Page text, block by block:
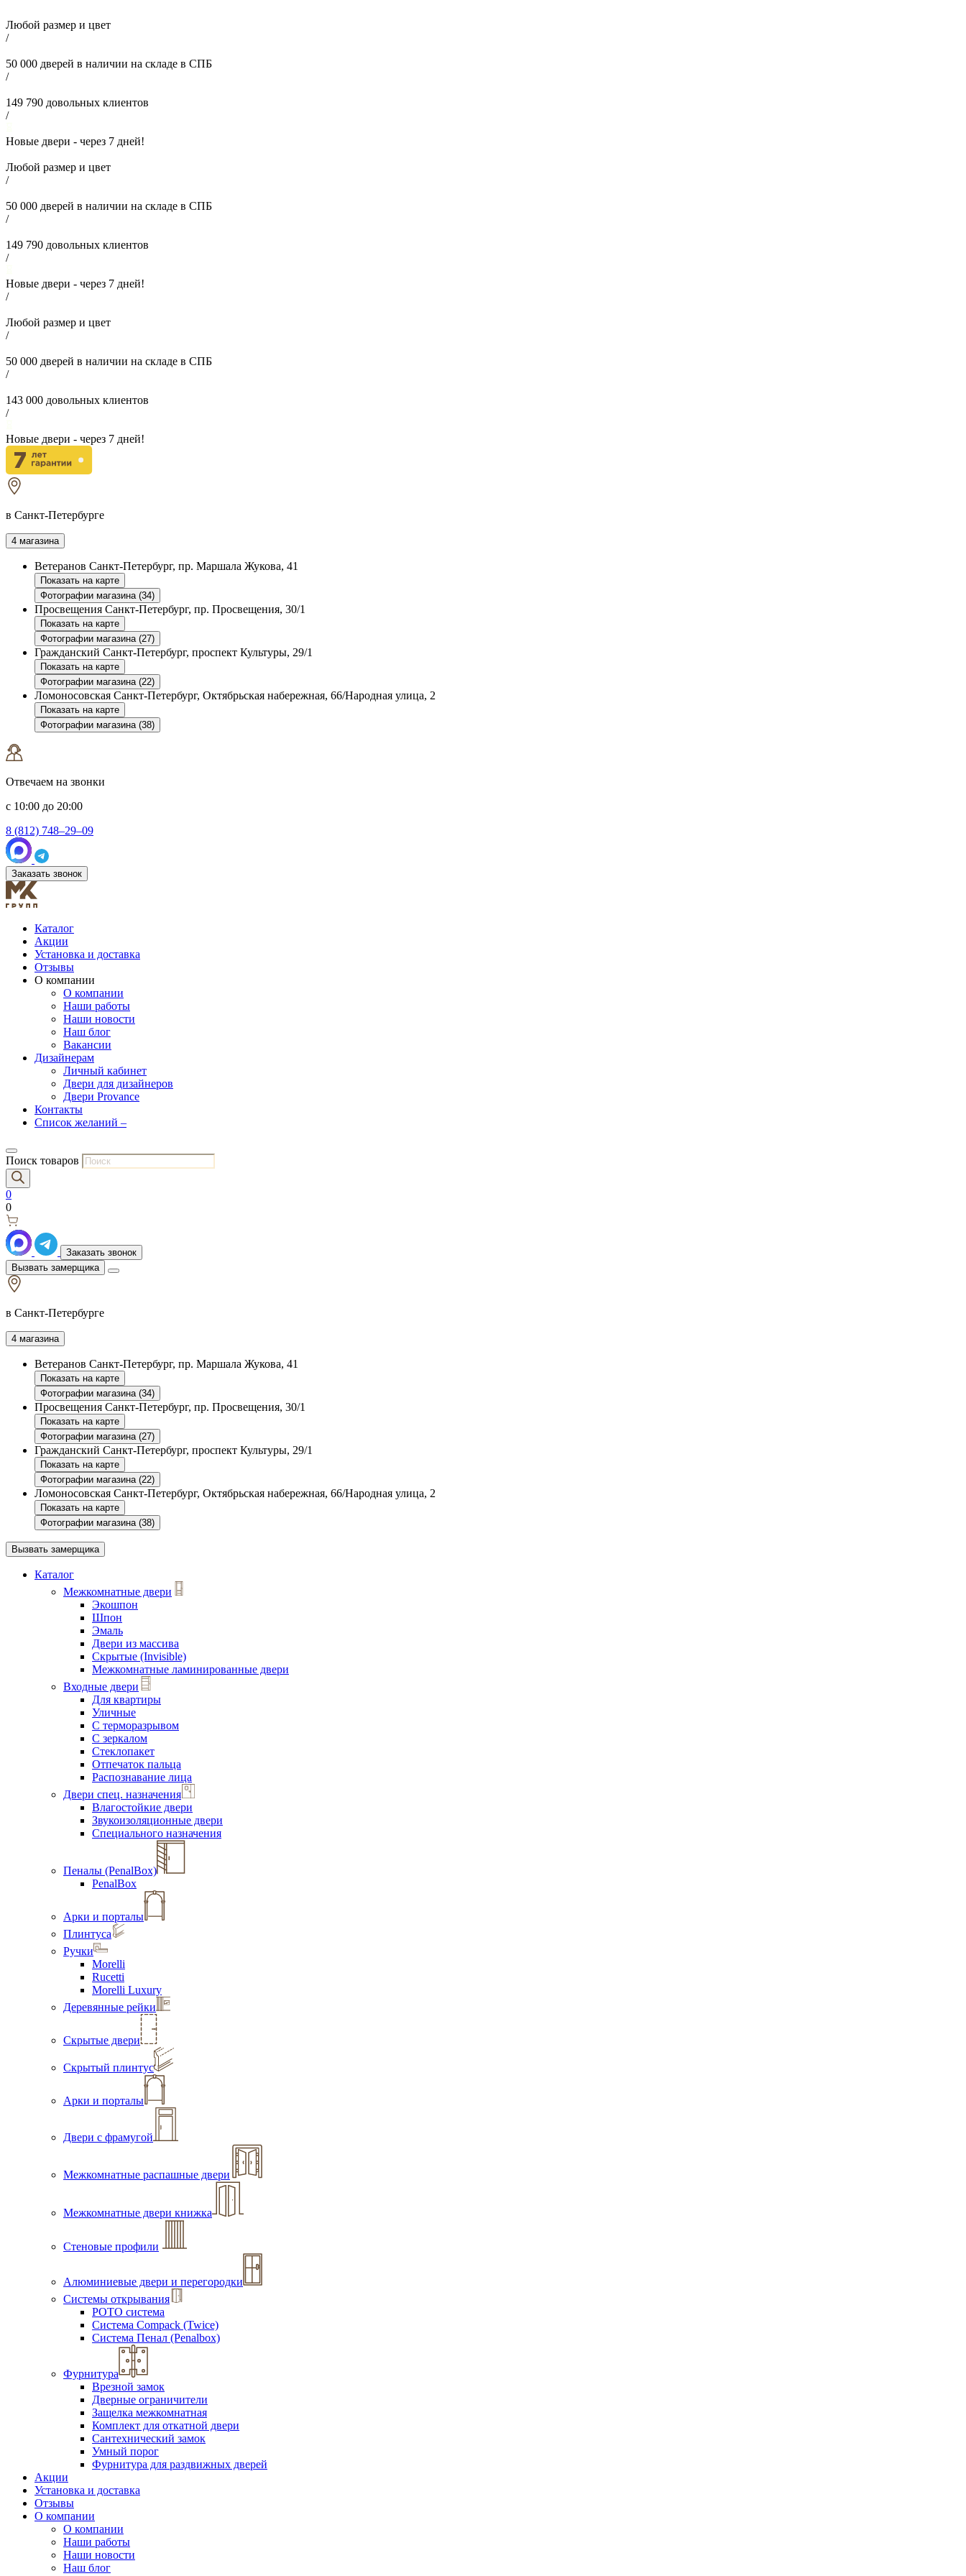
Любой размер и цвет
/
50 000 дверей в наличии на складе в СПБ
/
149 790 довольных клиентов
/
Новые двери - через 7 дней!
Любой размер и цвет
/
50 000 дверей в наличии на складе в СПБ
/
149 790 довольных клиентов
/
Новые двери - через 7 дней!
/
Любой размер и цвет
/
50 000 дверей в наличии на складе в СПБ
/
143 000 довольных клиентов
/
Новые двери - через 7 дней!
в Санкт-Петербурге
4 магазина
Ветеранов Санкт-Петербург, пр. Маршала Жукова, 41
Показать на карте
Фотографии магазина (34)
Просвещения Санкт-Петербург, пр. Просвещения, 30/1
Показать на карте
Фотографии магазина (27)
Гражданский Санкт-Петербург, проспект Культуры, 29/1
Показать на карте
Фотографии магазина (22)
Ломоносовская Санкт-Петербург, Октябрьская набережная, 66/Народная улица, 2
Показать на карте
Фотографии магазина (38)
Отвечаем на звонки
с 10:00 до 20:00
8 (812) 748–29–09
Заказать звонок
Каталог
Акции
Установка и доставка
Отзывы
О компании
О компании
Наши работы
Наши новости
Наш блог
Вакансии
Дизайнерам
Личный кабинет
Двери для дизайнеров
Двери Provance
Контакты
Список желаний –
Поиск товаров
0
0
Заказать звонок
Вызвать замерщика
в Санкт-Петербурге
4 магазина
Ветеранов Санкт-Петербург, пр. Маршала Жукова, 41
Показать на карте
Фотографии магазина (34)
Просвещения Санкт-Петербург, пр. Просвещения, 30/1
Показать на карте
Фотографии магазина (27)
Гражданский Санкт-Петербург, проспект Культуры, 29/1
Показать на карте
Фотографии магазина (22)
Ломоносовская Санкт-Петербург, Октябрьская набережная, 66/Народная улица, 2
Показать на карте
Фотографии магазина (38)
Вызвать замерщика
Каталог
Межкомнатные двери
Экошпон
Шпон
Эмаль
Двери из массива
Скрытые (Invisible)
Межкомнатные ламинированные двери
Входные двери
Для квартиры
Уличные
С терморазрывом
С зеркалом
Стеклопакет
Отпечаток пальца
Распознавание лица
Двери спец. назначения
Влагостойкие двери
Звукоизоляционные двери
Специального назначения
Пеналы (PenalBox)
PenalBox
Арки и порталы
Плинтуса
Ручки
Morelli
Rucetti
Morelli Luxury
Деревянные рейки
Скрытые двери
Скрытый плинтус
Арки и порталы
Двери с фрамугой
Межкомнатные распашные двери
Межкомнатные двери книжка
Стеновые профили
Алюминиевые двери и перегородки
Системы открывания
РОТО система
Система Compack (Twice)
Система Пенал (Penalbox)
Фурнитура
Врезной замок
Дверные ограничители
Защелка межкомнатная
Комплект для откатной двери
Сантехнический замок
Умный порог
Фурнитура для раздвижных дверей
Акции
Установка и доставка
Отзывы
О компании
О компании
Наши работы
Наши новости
Наш блог